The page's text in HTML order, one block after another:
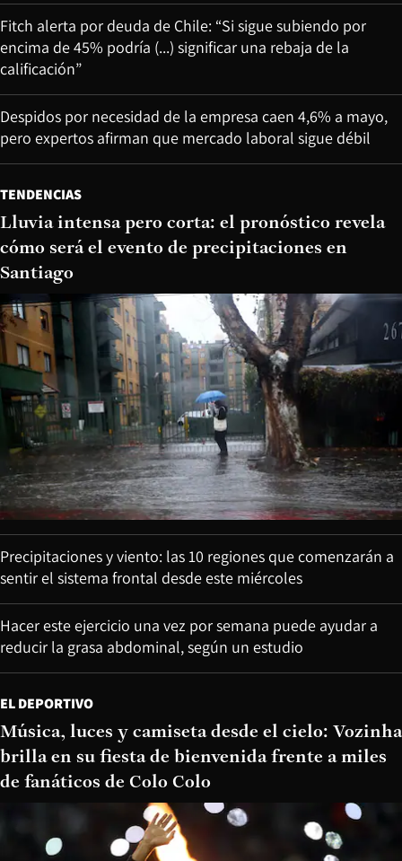
Fitch alerta por deuda de Chile: “Si sigue subiendo por
encima de 45% podría (...) significar una rebaja de la
calificación”
Despidos por necesidad de la empresa caen 4,6% a mayo,
pero expertos afirman que mercado laboral sigue débil
TENDENCIAS
Lluvia intensa pero corta: el pronóstico revela
cómo será el evento de precipitaciones en
Santiago
Precipitaciones y viento: las 10 regiones que comenzarán a
sentir el sistema frontal desde este miércoles
Hacer este ejercicio una vez por semana puede ayudar a
reducir la grasa abdominal, según un estudio
EL DEPORTIVO
Música, luces y camiseta desde el cielo: Vozinha
brilla en su fiesta de bienvenida frente a miles
de fanáticos de Colo Colo